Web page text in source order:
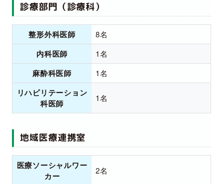
診療部門（診療科）
整形外科医師 8名
内科医師 1名
麻酔科医師 1名
リハビリテーション
科医師
1名
地域医療連携室
医療ソーシャルワー
カー
2名